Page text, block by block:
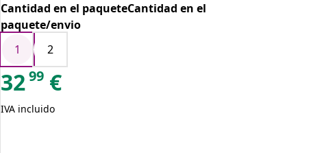
Cantidad en el paqueteCantidad en el
paquete/envio
1
2
3299 €
IVA incluido